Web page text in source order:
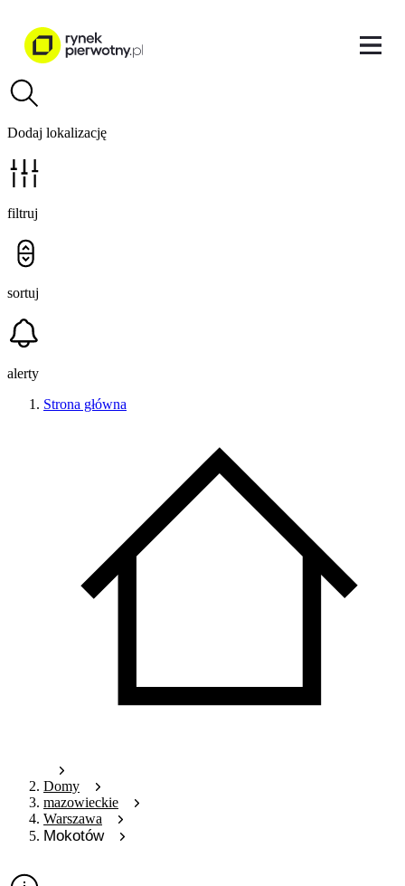
Dodaj lokalizację
filtruj
sortuj
alerty
Strona główna
Domy
mazowieckie
Warszawa
Mokotów